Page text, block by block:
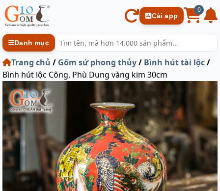
Cài app
0
Danh mục
Trang chủ / Gốm sứ phong thủy/ Bình hút tài lộc/
Bình hút lộc Công, Phù Dung vàng kim 30cm